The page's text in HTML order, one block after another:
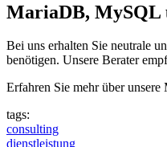
MariaDB, MySQL
Bei uns erhalten Sie neutrale
benötigen. Unsere Berater
Erfahren Sie mehr über
tags:
consulting
dienstleistung